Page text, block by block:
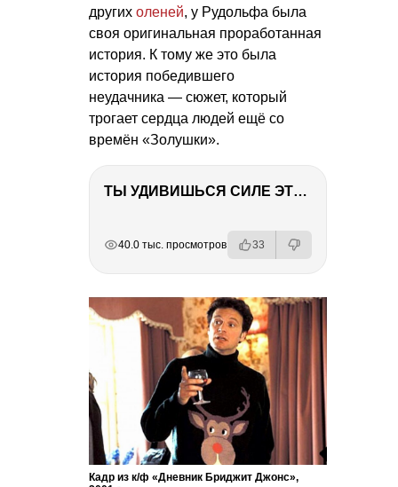
других оленей, у Рудольфа была
своя оригинальная проработанная
история. К тому же это была
история победившего
неудачника — сюжет, который
трогает сердца людей ещё со
времён «Золушки».
ТЫ УДИВИШЬСЯ СИЛЕ ЭТО ЧЕЛОВЕКА! Блог о нашей поездке в Вышний Волочек
40.0 тыс. просмотров 33
Кадр из к/ф «Дневник Бриджит Джонс»,